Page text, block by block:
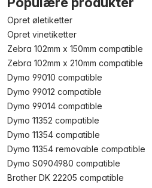
Opret øletiketter
Opret vinetiketter
Zebra 102mm x 150mm compatible
Zebra 102mm x 210mm compatible
Dymo 99010 compatible
Dymo 99012 compatible
Dymo 99014 compatible
Dymo 11352 compatible
Dymo 11354 compatible
Dymo 11354 removable compatible
Dymo S0904980 compatible
Brother DK 22205 compatible